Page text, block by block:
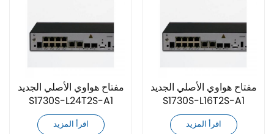
مفتاح هواوي الأصلي الجديد
S1730S-L24T2S-A1
اقرأ المزيد
مفتاح هواوي الأصلي الجديد
S1730S-L16T2S-A1
اقرأ المزيد